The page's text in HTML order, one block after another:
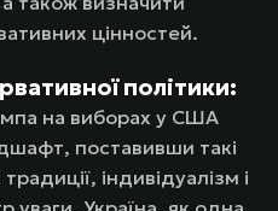
цінностей.
політики:
на виборах у США
поставивши такі
індивідуалізм і